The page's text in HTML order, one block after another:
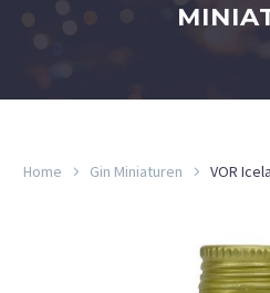
Home Gin Miniaturen VOR